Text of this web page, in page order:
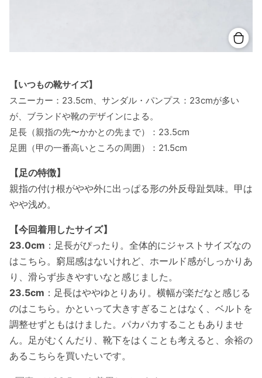
【いつもの靴サイズ】
スニーカー：23.5cm、サンダル・パンプス：23cmが多い
が、ブランドや靴のデザインによる。
足長（親指の先〜かかとの先まで）：23.5cm
足囲（甲の一番高いところの周囲）：21.5cm
【足の特徴】
親指の付け根がやや外に出っぱる形の外反母趾気味。甲は
やや浅め。
【今回着用したサイズ】
23.0cm ：足長がぴったり。全体的にジャストサイズなの
はこちら。窮屈感はないけれど、ホールド感がしっかりあ
り、滑らず歩きやすいなと感じました。
23.5cm ：足長はややゆとりあり。横幅が楽だなと感じる
のはこちら。かといって大きすぎることはなく、ベルトを
調整せずともはけました。パカパカすることもありませ
ん。足がむくんだり、靴下をはくことも考えると、余裕の
あるこちらを買いたいです。